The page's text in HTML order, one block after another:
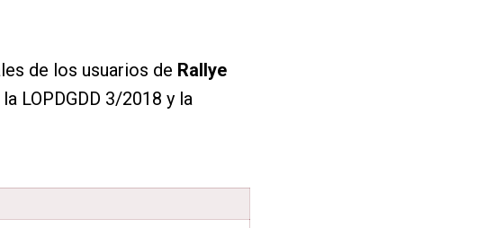
de los usuarios de Rallye
LOPDGDD 3/2018 y la